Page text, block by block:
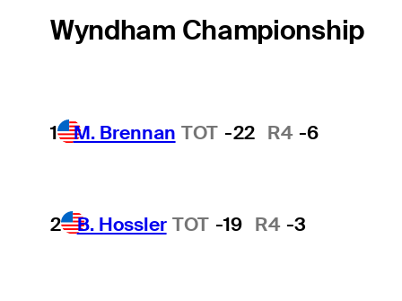
Wyndham Championship
1 M. Brennan TOT -22 R4 -6
2 B. Hossler TOT -19 R4 -3